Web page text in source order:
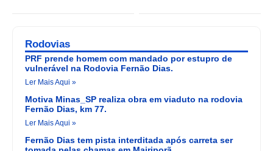
Rodovias
PRF prende homem com mandado por estupro de
vulnerável na Rodovia Fernão Dias.
Ler Mais Aqui »
Motiva Minas_SP realiza obra em viaduto na rodovia
Fernão Dias, km 77.
Ler Mais Aqui »
Fernão Dias tem pista interditada após carreta ser